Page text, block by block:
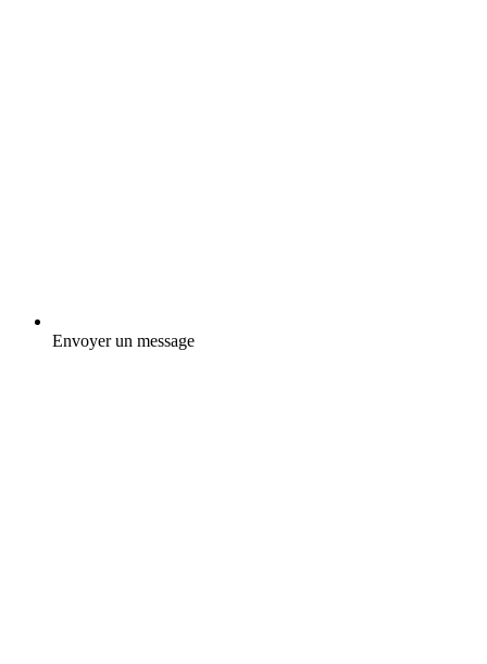
Envoyer un message